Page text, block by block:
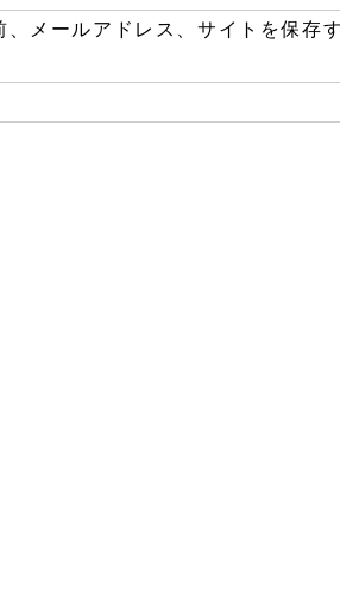
メールアドレス、サイトを保存